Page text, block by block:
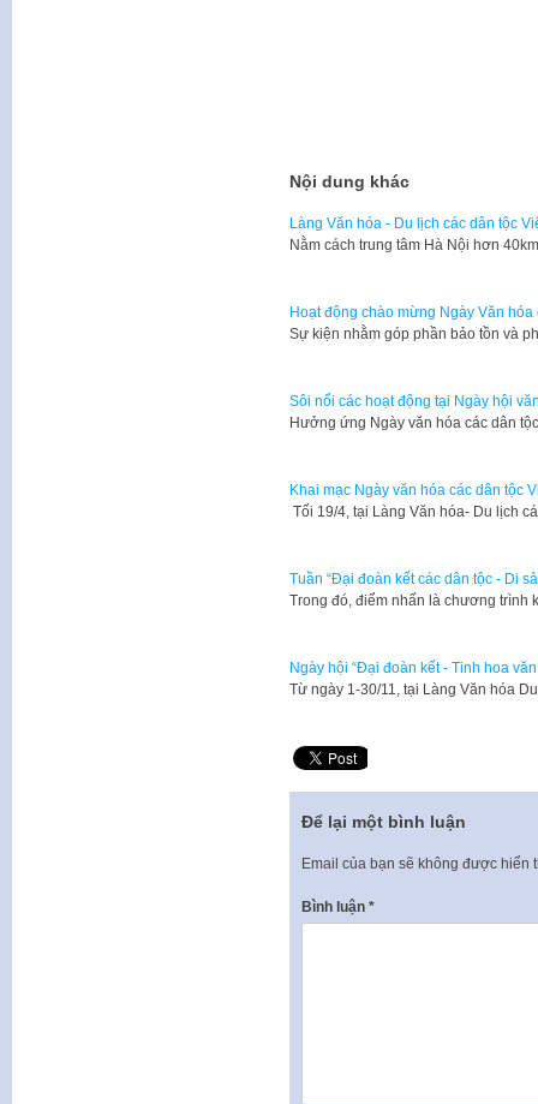
Nội dung khác
Làng Văn hóa - Du lịch các dân tộc
Nằm cách trung tâm Hà Nội hơn
Hoạt động chào mừng Ngày Văn hóa
Sự kiện nhằm góp phần bảo tồn và
Sôi nổi các hoạt động tại Ngày hội
Hưởng ứng Ngày văn hóa các dân
Khai mạc Ngày văn hóa các dân tộc
Tối 19/4, tại Làng Văn hóa- Du lịch
Tuần “Đại đoàn kết các dân tộc - Di
Trong đó, điểm nhấn là chương trình
Ngày hội “Đại đoàn kết - Tinh hoa
Từ ngày 1-30/11, tại Làng Văn hóa
Để lại một bình luận
Email của bạn sẽ không được hiển
Bình luận *